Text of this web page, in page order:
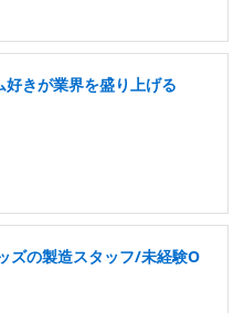
きが業界を盛り上げる
ズの製造スタッフ/未経験O